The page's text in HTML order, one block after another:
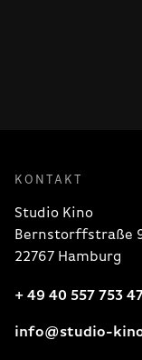
KONTAKT
Studio Kino
Bernstorffstraße
22767 Hamburg
+ 49 40 557 753 47
info@studio-